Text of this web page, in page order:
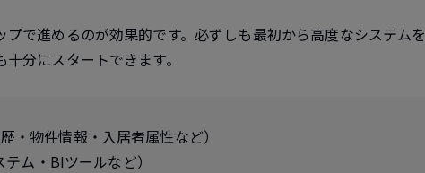
で進めるのが効果的です。必ずしも最初から高度なシステムを
分にスタートできます。
物件情報・入居者属性など）
ム・BIツールなど）